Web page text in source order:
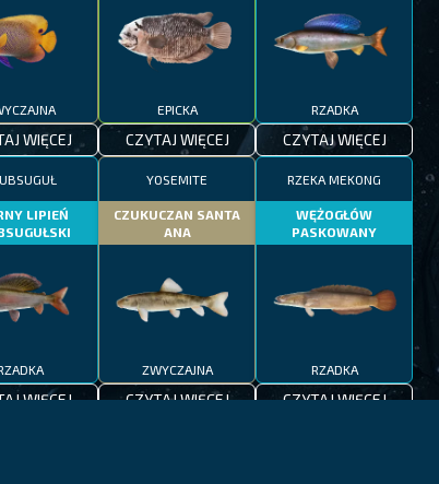
WIĘCEJ
EPICKA
CZYTAJ WIĘCEJ
RZADKA
CZYTAJ WIĘCEJ
LIPIEŃ
WIĘCEJ
YOSEMITE
CZUKUCZAN SANTA
ANA
ZWYCZAJNA
CZYTAJ WIĘCEJ
RZEKA MEKONG
WĘŻOGŁÓW
PASKOWANY
RZADKA
CZYTAJ WIĘCEJ